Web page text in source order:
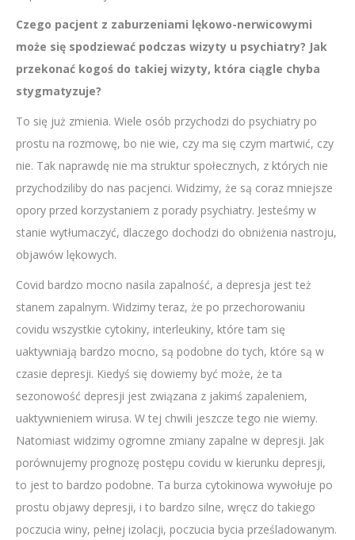
Czego pacjent z zaburzeniami lękowo-nerwicowymi
może się spodziewać podczas wizyty u psychiatry? Jak
przekonać kogoś do takiej wizyty, która ciągle chyba
stygmatyzuje?
To się już zmienia. Wiele osób przychodzi do psychiatry po
prostu na rozmowę, bo nie wie, czy ma się czym martwić, czy
nie. Tak naprawdę nie ma struktur społecznych, z których nie
przychodziliby do nas pacjenci. Widzimy, że są coraz mniejsze
opory przed korzystaniem z porady psychiatry. Jesteśmy w
stanie wytłumaczyć, dlaczego dochodzi do obniżenia nastroju,
objawów lękowych.
Covid bardzo mocno nasila zapalność, a depresja jest też
stanem zapalnym. Widzimy teraz, że po przechorowaniu
covidu wszystkie cytokiny, interleukiny, które tam się
uaktywniają bardzo mocno, są podobne do tych, które są w
czasie depresji. Kiedyś się dowiemy być może, że ta
sezonowość depresji jest związana z jakimś zapaleniem,
uaktywnieniem wirusa. W tej chwili jeszcze tego nie wiemy.
Natomiast widzimy ogromne zmiany zapalne w depresji. Jak
porównujemy prognozę postępu covidu w kierunku depresji,
to jest to bardzo podobne. Ta burza cytokinowa wywołuje po
prostu objawy depresji, i to bardzo silne, wręcz do takiego
poczucia winy, pełnej izolacji, poczucia bycia prześladowanym.